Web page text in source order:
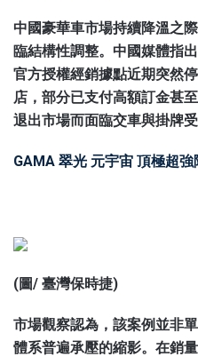
中國豪華車市場持續降溫之
臨結構性調整。中國媒體指
官方授權經銷據點近期突然
店，部分已支付高額訂金甚
退出市場而面臨交車與掛牌受
GAMA 翠光 元宇宙 頂極超強
(圖/ 臺灣保時捷)
市場觀察認為，該案例並非
體系普遍承壓的縮影。在銷